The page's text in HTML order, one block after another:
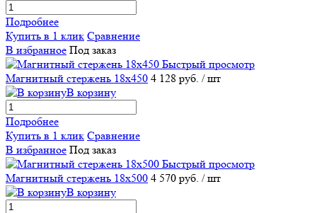
Подробнее
Купить в 1 клик Сравнение
В избранное Под заказ
Быстрый просмотр
Магнитный стержень 18х450 4 128 руб. / шт
В корзину
Подробнее
Купить в 1 клик Сравнение
В избранное Под заказ
Быстрый просмотр
Магнитный стержень 18х500 4 570 руб. / шт
В корзину